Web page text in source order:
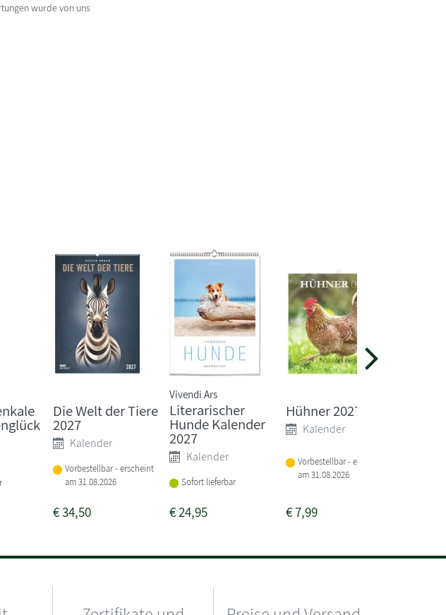
wurde von uns
Die Welt der Tiere
2027
Kalender
Vorbestellbar - erscheint
am 31.08.2026
€34,50
Vivendi Ars
Literarischer
Hunde Kalender
2027
Kalender
Sofort lieferbar
€24,95
Hühner 2027
Kalender
Vorbestellbar - erscheint
am 31.08.2026
€7,99